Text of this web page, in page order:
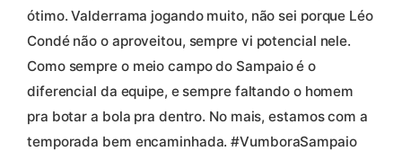
ótimo. Valderrama jogando muito, não sei porque Léo
Condé não o aproveitou, sempre vi potencial nele.
Como sempre o meio campo do Sampaio é o
diferencial da equipe, e sempre faltando o homem
pra botar a bola pra dentro. No mais, estamos com a
temporada bem encaminhada. #VumboraSampaio